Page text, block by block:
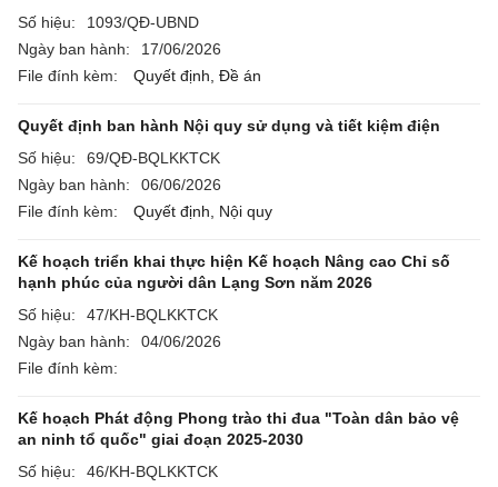
Số hiệu:
1093/QĐ-UBND
Ngày ban hành:
17/06/2026
File đính kèm:
Quyết định, Đề án
Quyết định ban hành Nội quy sử dụng và tiết kiệm điện
Số hiệu:
69/QĐ-BQLKKTCK
Ngày ban hành:
06/06/2026
File đính kèm:
Quyết định, Nội quy
Kế hoạch triển khai thực hiện Kế hoạch Nâng cao Chỉ số
hạnh phúc của người dân Lạng Sơn năm 2026
Số hiệu:
47/KH-BQLKKTCK
Ngày ban hành:
04/06/2026
File đính kèm:
Kế hoạch Phát động Phong trào thi đua "Toàn dân bảo vệ
an ninh tổ quốc" giai đoạn 2025-2030
Số hiệu:
46/KH-BQLKKTCK